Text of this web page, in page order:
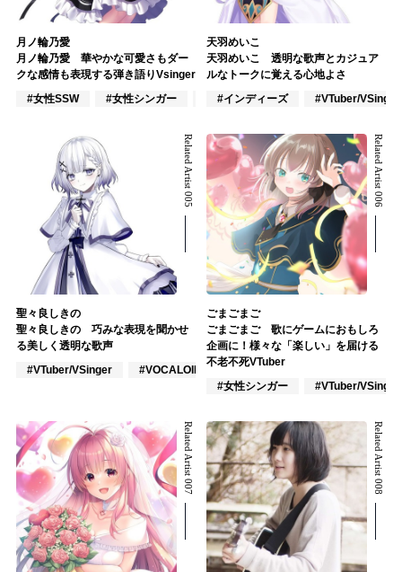
月ノ輪乃愛
月ノ輪乃愛 華やかな可愛さもダー
クな感情も表現する弾き語りVsinger
#女性SSW
#女性シンガー #インディーズ
天羽めいこ
天羽めいこ 透明な歌声とカジュア
ルなトークに覚える心地よさ
#インディーズ
#VTuber/VSinger
Related Artist 005
聖々良しきの
聖々良しきの 巧みな表現を聞かせ
る美しく透明な歌声
#VTuber/VSinger
#VOCALOID #ポップス
Related Artist 006
ごまごまご
ごまごまご 歌にゲームにおもしろ
企画に！様々な「楽しい」を届ける
不老不死VTuber
#女性シンガー
#VTuber/VSinger
Related Artist 007 Related Artist 008